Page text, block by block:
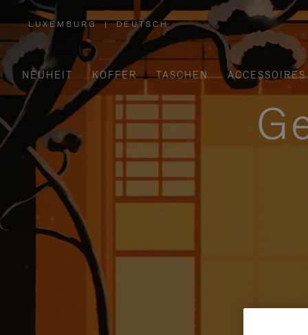
LUXEMBURG
,
WÄHLEN
SIE
IHRE
REGION
AUS
| DEUTSCH
NEUHEIT KOFFER TASCHEN ACCESSOIRES